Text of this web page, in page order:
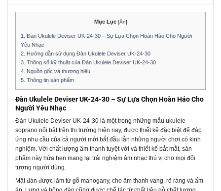
Mục Lục [Ẩn]
1.
Đàn Ukulele Deviser UK-24-30 – Sự Lựa Chọn Hoàn Hảo Cho Người
Yêu Nhạc
2. Hướng dẫn sử dụng Đàn Ukulele Deviser UK-24-30
3. Thông số kỹ thuật của Đàn Ukulele Deviser UK-24-30
4. Nguồn gốc và thương hiệu
5. Thông tin sản phẩm
Đàn Ukulele Deviser UK-24-30 – Sự Lựa Chọn Hoàn Hảo Cho
Người Yêu Nhạc
Đàn Ukulele Deviser UK-24-30 là một trong những mẫu ukulele
soprano nổi bật trên thị trường hiện nay, được thiết kế đặc biệt để đáp
ứng nhu cầu của cả người mới bắt đầu lẫn những người chơi có kinh
nghiệm. Với chất lượng âm thanh tuyệt vời và thiết kế bắt mắt, sản
phẩm này hứa hẹn mang lại trải nghiệm âm nhạc thú vị cho mọi đối
tượng người dùng.
Mặt đàn được làm từ gỗ mahogany, cho âm thanh vang, rõ ràng và ấm